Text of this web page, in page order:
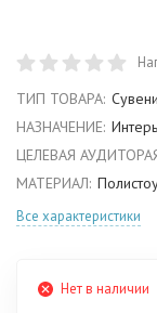
ТИП ТОВАРА:
НАЗНАЧЕНИЕ:
ЦЕЛЕВАЯ
МАТЕРИАЛ:
Все характеристики
Нет в наличии